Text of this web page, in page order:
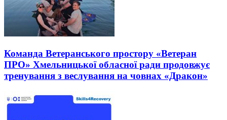
Команда Ветеранського простору «Ветеран
ПРО» Хмельницької обласної ради продовжує
тренування з веслування на човнах «Дракон»